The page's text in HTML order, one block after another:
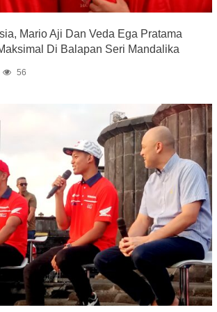
Mario Aji Dan Veda Ega Pratama
Di Balapan Seri Mandalika
56